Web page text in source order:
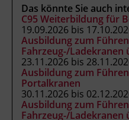
Abschlussinformation
Kranausweis nach FK-
Anhang 3 der
Verordnung (BGBl. II
geltenden Fassung)
Das könnte Sie auch
C95 Weiterbildung für
19.09.2026 bis
Ausbildung zum
Fahrzeug-/Ladekranen
23.11.2026 bis
Ausbildung zum
Portalkranen
30.11.2026 bis
Ausbildung zum
Fahrzeug-/Ladekranen